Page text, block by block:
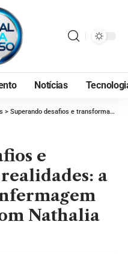
Notícias
> Superando desafios e transformando realidades: a resiliência da enfermagem na pandemia, com Nathalia Belletato
e
a
Nathalia